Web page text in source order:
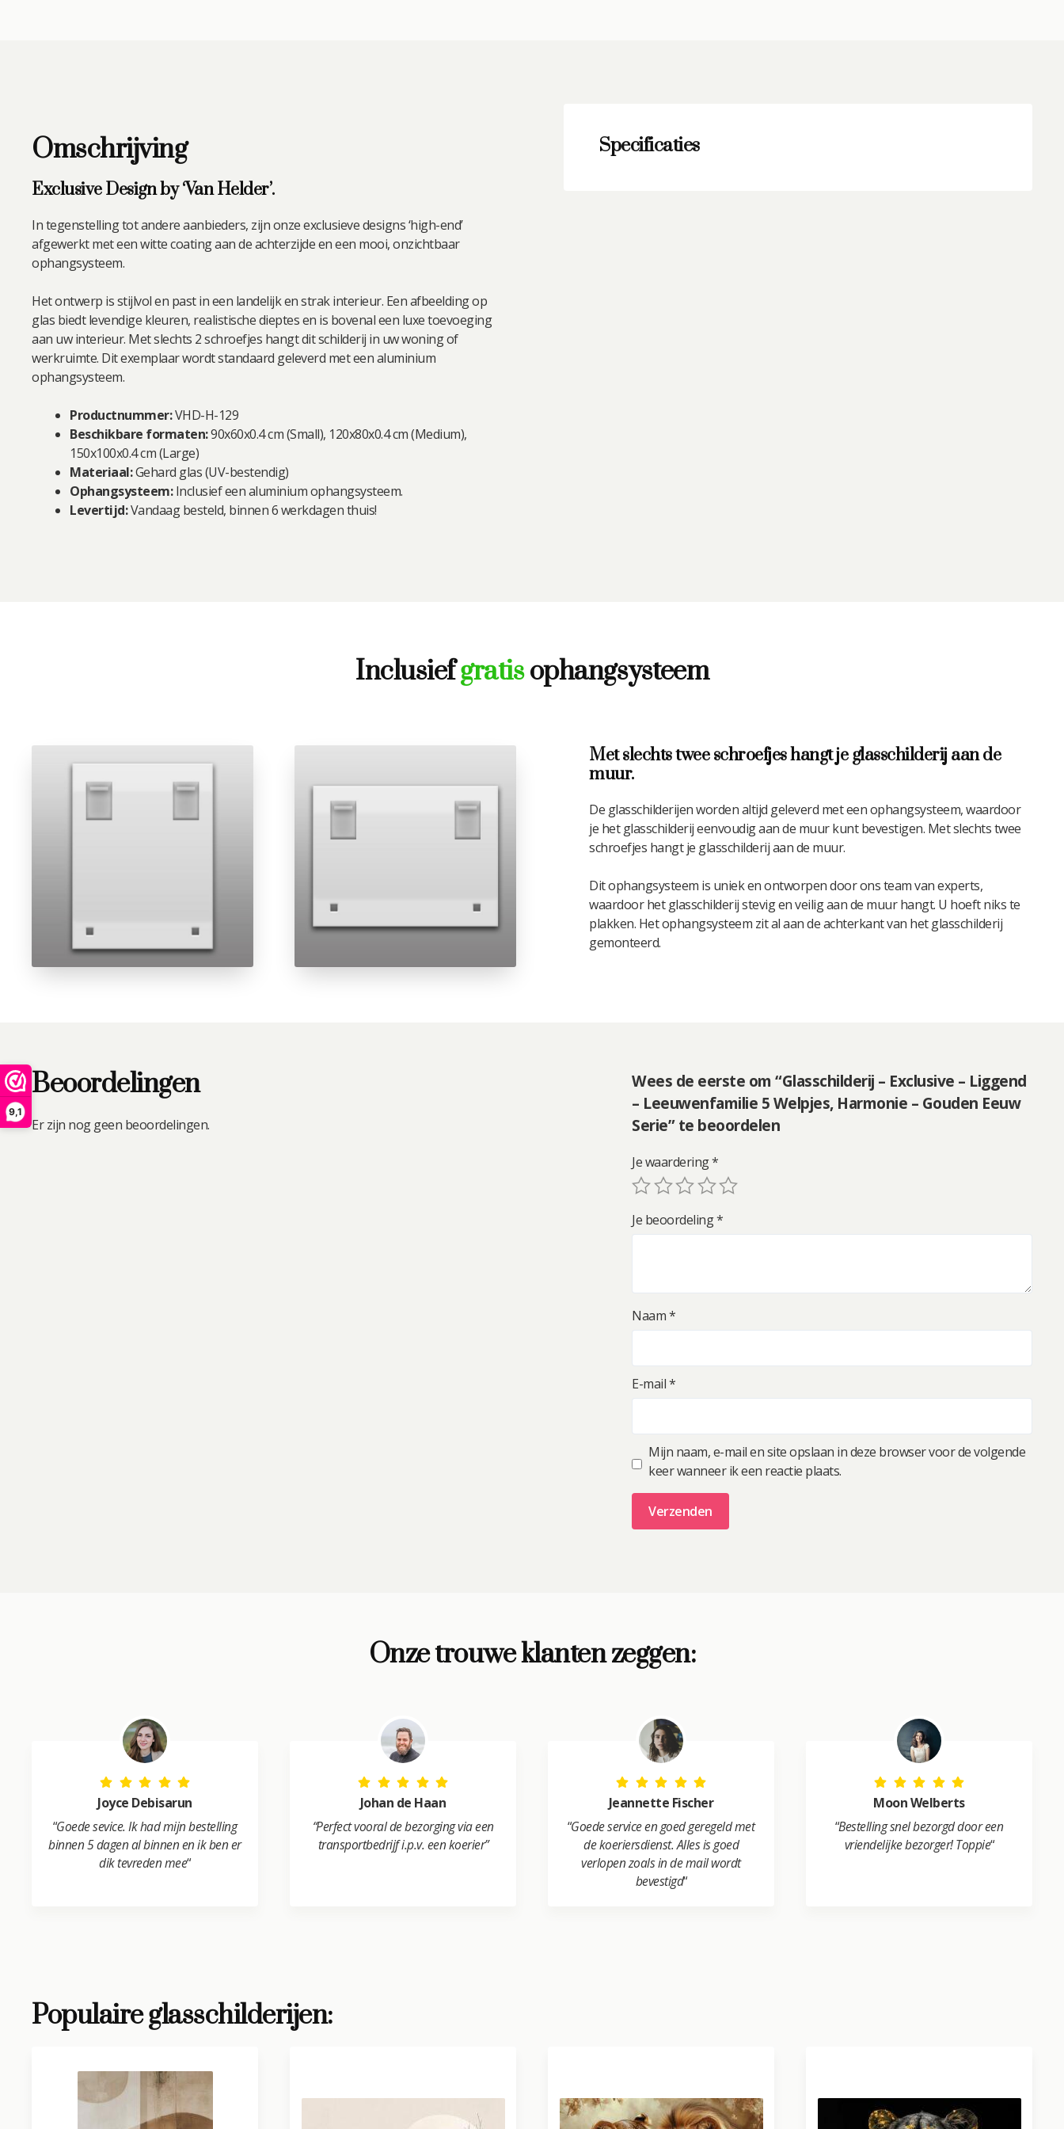
9,1
Omschrijving
Exclusive Design by ‘Van Helder’.
In tegenstelling tot andere aanbieders, zijn onze exclusieve designs ‘high-end’
afgewerkt met een witte coating aan de achterzijde en een mooi, onzichtbaar
ophangsysteem.
Het ontwerp is stijlvol en past in een landelijk en strak interieur. Een afbeelding op
glas biedt levendige kleuren, realistische dieptes en is bovenal een luxe toevoeging
aan uw interieur. Met slechts 2 schroefjes hangt dit schilderij in uw woning of
werkruimte. Dit exemplaar wordt standaard geleverd met een aluminium
ophangsysteem.
Productnummer:VHD-H-129
Beschikbare formaten:90x60x0.4 cm (Small), 120x80x0.4 cm (Medium),
150x100x0.4 cm (Large)
Materiaal:Gehard glas (UV-bestendig)
Ophangsysteem:Inclusief een aluminium ophangsysteem.
Levertijd:Vandaag besteld, binnen 6 werkdagen thuis!
Specificaties
Inclusiefgratisophangsysteem
Met slechts twee schroefjes hangt je glasschilderij aan de
muur.
De glasschilderijen worden altijd geleverd met een ophangsysteem, waardoor
je het glasschilderij eenvoudig aan de muur kunt bevestigen. Met slechts twee
schroefjes hangt je glasschilderij aan de muur.
Dit ophangsysteem is uniek en ontworpen door ons team van experts,
waardoor het glasschilderij stevig en veilig aan de muur hangt. U hoeft niks te
plakken. Het ophangsysteem zit al aan de achterkant van het glasschilderij
gemonteerd.
Beoordelingen
Er zijn nog geen beoordelingen.
Wees de eerste om “Glasschilderij – Exclusive – Liggend
– Leeuwenfamilie 5 Welpjes, Harmonie – Gouden Eeuw
Serie” te beoordelen
Je waardering*
Je beoordeling*
Naam*
E-mail*
Mijn naam, e-mail en site opslaan in deze browser voor de volgende
keer wanneer ik een reactie plaats.
n
a
Onze trouwe klanten zeggen:
Joyce Debisarun
“Goede sevice. Ik had mijn bestelling
binnen 5 dagen al binnen en ik ben er
dik tevreden mee“
Johan de Haan
“Perfect vooral de bezorging via een
transportbedrijf i.p.v. een koerier”
Jeannette Fischer
“Goede service en goed geregeld met
de koeriersdienst. Alles is goed
verlopen zoals in de mail wordt
bevestigd“
Moon Welberts
“Bestelling snel bezorgd door een
vriendelijke bezorger! Toppie“
Populaire glasschilderijen: